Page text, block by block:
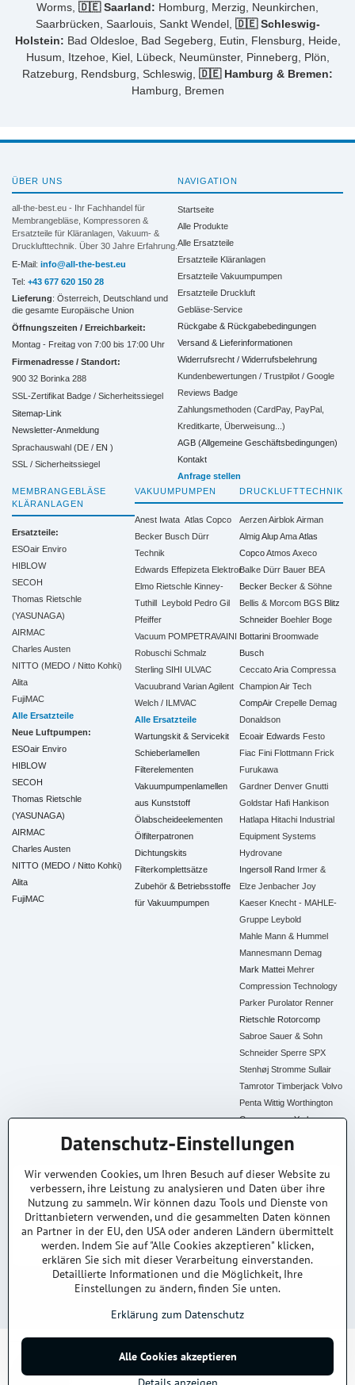
Worms, 🇩🇪 Saarland: Homburg, Merzig, Neunkirchen,
Saarbrücken, Saarlouis, Sankt Wendel, 🇩🇪 Schleswig-
Holstein: Bad Oldesloe, Bad Segeberg, Eutin, Flensburg, Heide,
Husum, Itzehoe, Kiel, Lübeck, Neumünster, Pinneberg, Plön,
Ratzeburg, Rendsburg, Schleswig, 🇩🇪 Hamburg & Bremen:
Hamburg, Bremen
ÜBER UNS
all-the-best.eu - Ihr Fachhandel für
Membrangebläse, Kompressoren &
Ersatzteile für Kläranlagen, Vakuum- &
Drucklufttechnik. Über 30 Jahre Erfahrung.
E-Mail: info@all-the-best.eu
Tel: +43 677 620 150 28
Lieferung: Österreich, Deutschland und
die gesamte Europäische Union
Öffnungszeiten / Erreichbarkeit:
Montag - Freitag von 7:00 bis 17:00 Uhr
Firmenadresse / Standort:
900 32 Borinka 288
SSL-Zertifikat Badge / Sicherheitssiegel
Sitemap-Link
Newsletter-Anmeldung
Sprachauswahl (DE / EN )
SSL / Sicherheitssiegel
NAVIGATION
Startseite
Alle Produkte
Alle Ersatzteile
Ersatzteile Kläranlagen
Ersatzteile Vakuumpumpen
Ersatzteile Druckluft
Gebläse-Service
Rückgabe & Rückgabebedingungen
Versand & Lieferinformationen
Widerrufsrecht / Widerrufsbelehrung
Kundenbewertungen / Trustpilot / Google
Reviews Badge
Zahlungsmethoden (CardPay, PayPal,
Kreditkarte, Überweisung...)
AGB (Allgemeine Geschäftsbedingungen)
Kontakt
Anfrage stellen
MEMBRANGEBLÄSE
KLÄRANLAGEN
Ersatzteile:
ESOair Enviro
HIBLOW
SECOH
Thomas Rietschle
(YASUNAGA)
AIRMAC
Charles Austen
NITTO (MEDO / Nitto Kohki)
Alita
FujiMAC
Alle Ersatzteile
Neue Luftpumpen:
ESOair Enviro
HIBLOW
SECOH
Thomas Rietschle
(YASUNAGA)
AIRMAC
Charles Austen
NITTO (MEDO / Nitto Kohki)
Alita
FujiMAC
VAKUUMPUMPEN
Anest Iwata Atlas Copco
Becker Busch Dürr
Technik
Edwards Effepizeta Elektror
Elmo Rietschle Kinney-
Tuthill Leybold Pedro Gil
Pfeiffer
Vacuum POMPETRAVAINI
Robuschi Schmalz
Sterling SIHI ULVAC
Vacuubrand Varian Agilent
Welch / ILMVAC
Alle Ersatzteile
Wartungskit & Servicekit
Schieberlamellen
Filterelementen
Vakuumpumpenlamellen
aus Kunststoff
Ölabscheideelementen
Ölfilterpatronen
Dichtungskits
Filterkomplettsätze
Zubehör & Betriebsstoffe
für Vakuumpumpen
DRUCKLUFTTECHNIK
AerzenAirblok Airman
Almig Alup Ama Atlas
Copco Atmos Axeco
Balke Dürr Bauer BEA
Becker Becker & Söhne
Bellis & Morcom BGS Blitz
Schneider Boehler Boge
Bottarini Broomwade
Busch
Ceccato Aria Compressa
Champion Air Tech
CompAir Crepelle Demag
Donaldson
Ecoair Edwards Festo
Fiac Fini Flottmann Frick
Furukawa
Gardner Denver Gnutti
Goldstar Hafi Hankison
Hatlapa Hitachi Industrial
Equipment Systems
Hydrovane
Ingersoll Rand Irmer &
Elze Jenbacher Joy
Kaeser Knecht - MAHLE-
Gruppe Leybold
Mahle Mann & Hummel
Mannesmann Demag
Mark Mattei Mehrer
Compression Technology
Parker Purolator Renner
Rietschle Rotorcomp
Sabroe Sauer & Sohn
Schneider Sperre SPX
Stenhøj Stromme Sullair
Tamrotor Timberjack Volvo
Penta Wittig Worthington
Creyssensac York
Alle Ersatzteile
30+ Jahre Erfahrung
Branchenexperten
Lagerware
Schneller Versand AT &
DE
Original & Kompatibel
Ersatzteile aller Marken
Faire Preise
Top Preis-Leistung
Fachberatung
Persönlich & kompetent
AGBVersand & LieferungKontakt / Anfrage
© 2026Urheberrecht
Datenschutz-EinstellungenErklärung zum Datenschutz
Datenschutz-Einstellungen
Wir verwenden Cookies, um Ihren Besuch auf dieser Website zu
verbessern, ihre Leistung zu analysieren und Daten über ihre
Nutzung zu sammeln. Wir können dazu Tools und Dienste von
Drittanbietern verwenden, und die gesammelten Daten können
an Partner in der EU, den USA oder anderen Ländern übermittelt
werden. Indem Sie auf "Alle Cookies akzeptieren" klicken,
erklären Sie sich mit dieser Verarbeitung einverstanden.
Detaillierte Informationen und die Möglichkeit, Ihre
Einstellungen zu ändern, finden Sie unten.
Erklärung zum Datenschutz
Alle Cookies akzeptieren